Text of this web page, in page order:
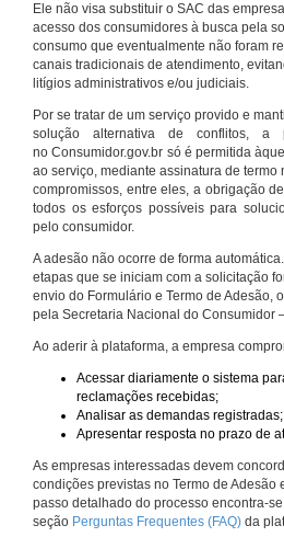
Ele não visa substituir o SAC das
acesso dos consumidores à busca pela
consumo que eventualmente não foram
canais tradicionais de atendimento,
litígios administrativos e/ou judiciais.
Por se tratar de um serviço provido e
solução alternativa de conflitos, a
no Consumidor.gov.br só é permitida
ao serviço, mediante assinatura de termo
compromissos, entre eles, a obrigação
todos os esforços possíveis para
pelo consumidor.
A adesão não ocorre de forma
etapas que se iniciam com a solicitação
envio do Formulário e Termo de Adesão,
pela Secretaria Nacional do Consumidor
Ao aderir à plataforma, a empresa
Acessar diariamente o sistema
reclamações recebidas;
Analisar as demandas registradas;
Apresentar resposta no prazo de
As empresas interessadas devem
condições previstas no Termo de Adesão
passo detalhado do processo encontra-
seção Perguntas Frequentes (FAQ) da